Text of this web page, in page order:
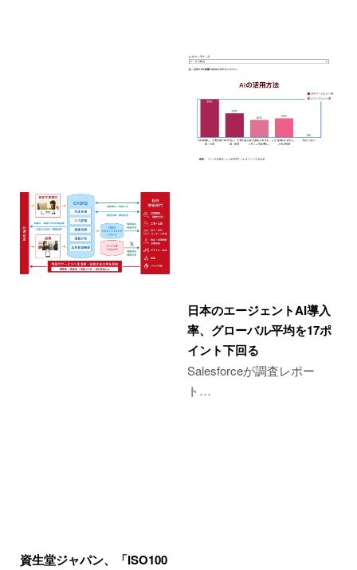
資生堂ジャパン、「ISO100
日本のエージェントAI導入
率、グローバル平均を17ポ
イント下回る
Salesforceが調査レポー
ト…